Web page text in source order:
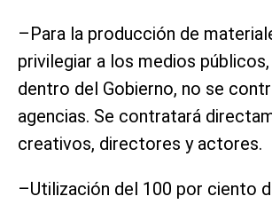
–Para la producción de
privilegiar a los medios públicos,
dentro del Gobierno, no se
agencias. Se contratará
creativos, directores y actores.
–Utilización del 100 por ciento